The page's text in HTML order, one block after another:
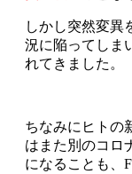
しかし突然変異
況に陥ってしま
れてきました。
ちなみにヒトの
はまた別のコロ
になることも、